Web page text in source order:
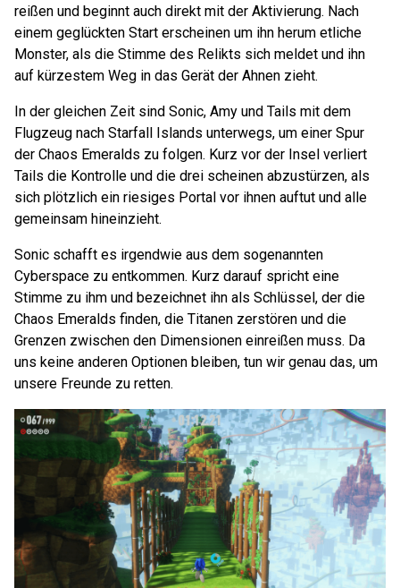
reißen und beginnt auch direkt mit der Aktivierung. Nach
einem geglückten Start erscheinen um ihn herum etliche
Monster, als die Stimme des Relikts sich meldet und ihn
auf kürzestem Weg in das Gerät der Ahnen zieht.
In der gleichen Zeit sind Sonic, Amy und Tails mit dem
Flugzeug nach Starfall Islands unterwegs, um einer Spur
der Chaos Emeralds zu folgen. Kurz vor der Insel verliert
Tails die Kontrolle und die drei scheinen abzustürzen, als
sich plötzlich ein riesiges Portal vor ihnen auftut und alle
gemeinsam hineinzieht.
Sonic schafft es irgendwie aus dem sogenannten
Cyberspace zu entkommen. Kurz darauf spricht eine
Stimme zu ihm und bezeichnet ihn als Schlüssel, der die
Chaos Emeralds finden, die Titanen zerstören und die
Grenzen zwischen den Dimensionen einreißen muss. Da
uns keine anderen Optionen bleiben, tun wir genau das, um
unsere Freunde zu retten.